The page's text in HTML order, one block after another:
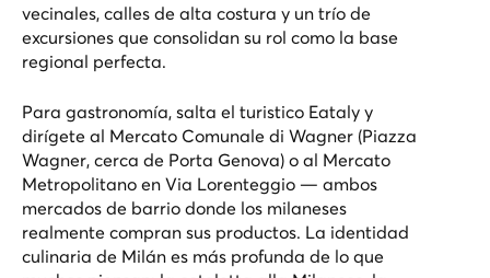
vecinales, calles de alta costura y un trío de
excursiones que consolidan su rol como la base
regional perfecta.
Para gastronomía, salta el turistico Eataly y
dirígete al Mercato Comunale di Wagner (Piazza
Wagner, cerca de Porta Genova) o al Mercato
Metropolitano en Via Lorenteggio — ambos
mercados de barrio donde los milaneses
realmente compran sus productos. La identidad
culinaria de Milán es más profunda de lo que